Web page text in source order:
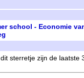
school - Economie
sterretje zijn de laatste